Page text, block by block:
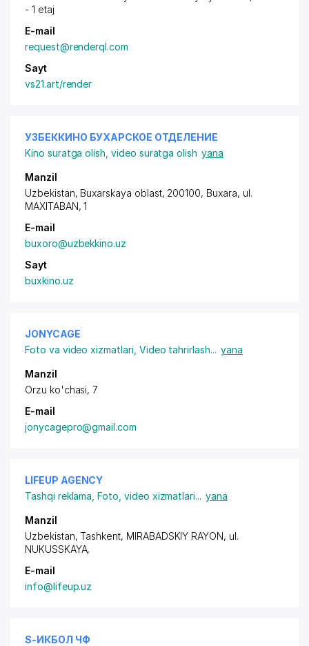
- 1 etaj
E-mail
request@renderql.com
Sayt
vs21.art/render
УЗБЕККИНО БУХАРСКОЕ ОТДЕЛЕНИЕ
Kino suratga olish, video suratga olish yana
Manzil
Uzbekistan, Buxarskaya oblast, 200100, Buxara, ul.
MAXITABAN, 1
E-mail
buxoro@uzbekkino.uz
Sayt
buxkino.uz
JONYCAGE
Foto va video xizmatlari Video tahrirlash... yana
Manzil
Orzu ko'chasi, 7
E-mail
jonycagepro@gmail.com
LIFEUP AGENCY
Tashqi reklama ,Foto, video xizmatlari... yana
Manzil
Uzbekistan, Tashkent, MIRABADSKIY RAYON, ul.
NUKUSSKAYA,
E-mail
info@lifeup.uz
S-ИКБОЛ ЧФ